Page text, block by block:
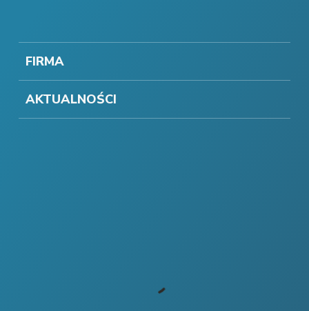
FIRMA
AKTUALNOŚCI